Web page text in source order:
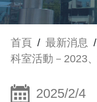
首頁 / 最新消息 /
科室活動－2023
2025/2/4